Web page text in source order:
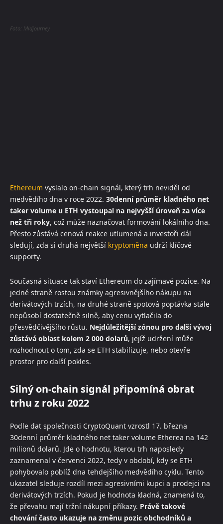
Foto: Midjourney
Ethereum vyslalo on-chain signál, který trh neviděl od
medvědího dna v roce 2022. 30denní průměr kladného net
taker volume u ETH vystoupal na nejvyšší úroveň za více
než tři roky, což může naznačovat formování lokálního dna.
Přesto zůstává cenová reakce utlumená a investoři dál
sledují, zda si druhá největší kryptoměna udrží klíčové
supporty.
Současná situace tak staví Ethereum do zajímavé pozice. Na
jedné straně rostou známky agresivnějšího nákupu na
derivátových trzích, na druhé straně spotová poptávka stále
nepůsobí dostatečně silně, aby cenu vytlačila do
přesvědčivějšího růstu. Nejdůležitější zónou pro další vývoj
zůstává oblast kolem 2 000 dolarů, jejíž udržení může
rozhodnout o tom, zda se ETH stabilizuje, nebo otevře
prostor pro další pokles.
Silný on-chain signál připomíná obrat
trhu z roku 2022
Podle dat společnosti CryptoQuant vzrostl 17. března
30denní průměr kladného net taker volume Etherea na 142
milionů dolarů. Jde o hodnotu, kterou trh naposledy
zaznamenal v červenci 2022, tedy v období, kdy se ETH
pohybovalo poblíž dna tehdejšího medvědího cyklu. Tento
ukazatel sleduje rozdíl mezi agresivními kupci a prodejci na
derivátových trzích. Pokud je hodnota kladná, znamená to,
že převahu mají tržní nákupní příkazy. Právě takové
chování často ukazuje na změnu pozic obchodníků a